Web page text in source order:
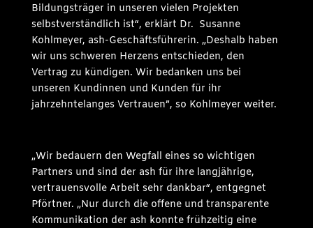
Bildungsträger in unseren vielen Projekten
selbstverständlich ist“, erklärt Dr. Susanne
Kohlmeyer, ash-Geschäftsführerin. „Deshalb haben
wir uns schweren Herzens entschieden, den
Vertrag zu kündigen. Wir bedanken uns bei
unseren Kundinnen und Kunden für ihr
jahrzehntelanges Vertrauen”, so Kohlmeyer weiter.
„Wir bedauern den Wegfall eines so wichtigen
Partners und sind der ash für ihre langjährige,
vertrauensvolle Arbeit sehr dankbar“, entgegnet
Pförtner. „Nur durch die offene und transparente
Kommunikation der ash konnte frühzeitig eine